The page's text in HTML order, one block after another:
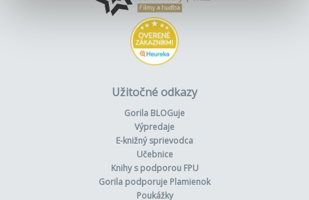
Užitočné odkazy
Gorila BLOGuje
Výpredaje
E-knižný sprievodca
Učebnice
Knihy s podporou FPU
Gorila podporuje Plamienok
Poukážky